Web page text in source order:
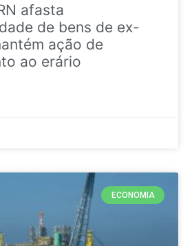
afasta
de bens de ex-
ação de
ao erário
ECONOMIA